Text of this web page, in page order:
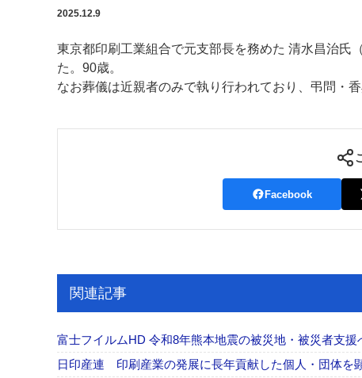
特集記事カテゴリー一覧
特集・デジタル印刷 アイデアで勝負！ ～多様なビジネス
特集・デジタル印刷 ～ 新成長軌道を描く
2025.12.9
東京都印刷工業組合で元支部長を務めた 清水昌治氏
た。90歳。
なお葬儀は近親者のみで執り行われており、弔問・
Facebook
関連記事
富士フイルムHD 令和8年熊本地震の被災地・被災者支
日印産連 印刷産業の発展に長年貢献した個人・団体